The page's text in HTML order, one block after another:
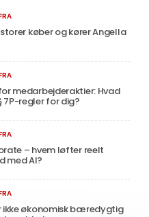
køber og kører Angella
medarbejderaktier: Hvad
7P-regler for dig?
– hvem løfter reelt
med AI?
ikke økonomisk bæredygtig